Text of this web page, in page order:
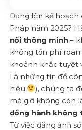
Đang lên kế hoạch
Pháp năm 2025?
nối thông minh –
không tốn phí
khoảnh khắc tuyệt
Là những tín đồ
hiệu
), chúng ta
mà giờ không còn
đồng hành không
Từ việc đăng ảnh